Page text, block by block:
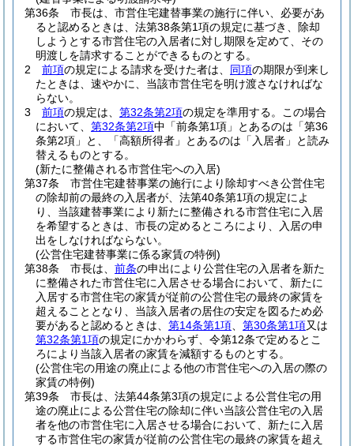
第36条
市長は、市営住宅建替事業の施行に伴い、必要があ
ると認めるときは、法第38条第1項の規定に基づき、除却
しようとする市営住宅の入居者に対し期限を定めて、その
明渡しを請求することができるものとする。
2
前項の規定による請求を受けた者は、 同項の期限が到来し
たときは、速やかに、当該市営住宅を明け渡さなければな
らない。
3
前項の規定は、 第32条第2項の規定を準用する。
この場合
において、 第32条第2項中「前条第1項」とあるのは「第36
条第2項」と、「高額所得者」とあるのは「入居者」と読み
替えるものとする。
(新たに整備される市営住宅への入居)
第37条
市営住宅建替事業の施行により除却すべき公営住宅
の除却前の最終の入居者が、法第40条第1項の規定によ
り、当該建替事業により新たに整備される市営住宅に入居
を希望するときは、市長の定めるところにより、入居の申
出をしなければならない。
(公営住宅建替事業に係る家賃の特例)
第38条
市長は、 前条の申出により公営住宅の入居者を新た
に整備された市営住宅に入居させる場合において、新たに
入居する市営住宅の家賃が従前の公営住宅の最終の家賃を
超えることとなり、当該入居者の居住の安定を図るため必
要があると認めるときは、 第14条第1項 第30条第1項又は
第32条第1項の規定にかかわらず、令第12条で定めるとこ
ろにより当該入居者の家賃を減額するものとする。
(公営住宅の用途の廃止による他の市営住宅への入居の際の
家賃の特例)
第39条
市長は、法第44条第3項の規定による公営住宅の用
途の廃止による公営住宅の除却に伴い当該公営住宅の入居
者を他の市営住宅に入居させる場合において、新たに入居
する市営住宅の家賃が従前の公営住宅の最終の家賃を超え